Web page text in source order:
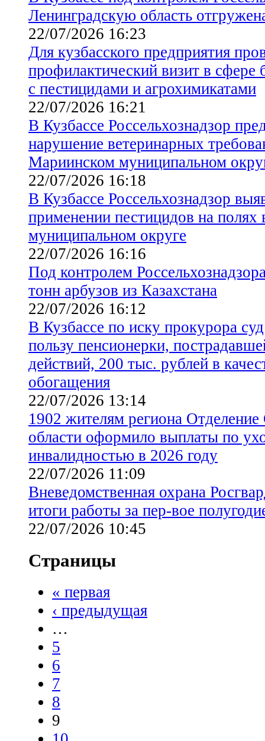
Ленинградскую область
22/07/2026 16:23
Для кузбасского предприятия
профилактический визит в сфере
с пестицидами и агрохимикатами
22/07/2026 16:21
В Кузбассе Россельхознадзор
нарушение ветеринарных
Мариинском муниципальном
22/07/2026 16:18
В Кузбассе Россельхознадзор
применении пестицидов на полях
муниципальном округе
22/07/2026 16:16
Под контролем
тонн арбузов из Казахстана
22/07/2026 16:12
В Кузбассе по иску прокурора
пользу пенсионерки,
действий, 200 тыс. рублей в
обогащения
22/07/2026 13:14
1902 жителям региона
области оформило выплаты по
инвалидностью в 2026 году
22/07/2026 11:09
Вневедомственная охрана
итоги работы за пер-вое
22/07/2026 10:45
Страницы
« первая
‹ предыдущая
…
5
6
7
8
9